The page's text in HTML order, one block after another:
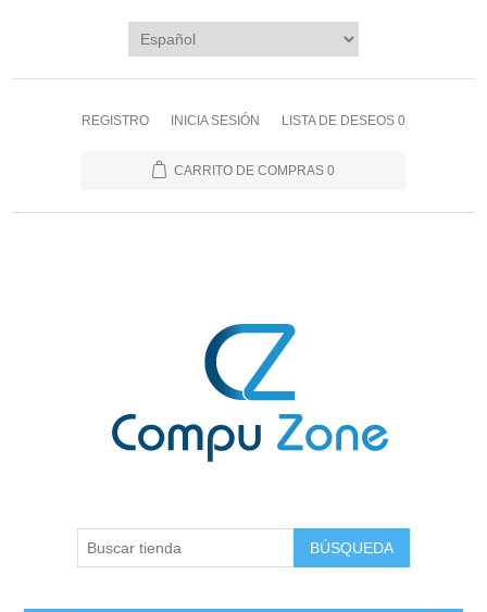
REGISTRO INICIA SESIÓN LISTA DE DESEOS 0
CARRITO DE COMPRAS 0
BÚSQUEDA